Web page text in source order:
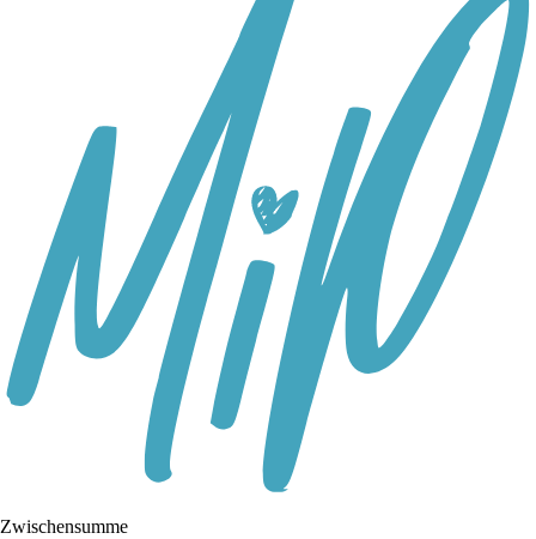
Zwischensumme